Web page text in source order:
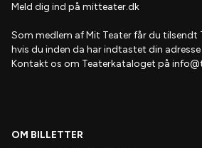
Meld dig ind på mitteater.dk
Som medlem afMit Teaterfår du tilsendt
hvis du inden da har indtastet din
Kontakt os om Teaterkataloget på
OM BILLETTER